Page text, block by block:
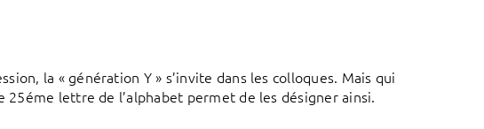
la « génération Y » s’invite dans les colloques. Mais qui
25éme lettre de l’alphabet permet de les désigner ainsi.